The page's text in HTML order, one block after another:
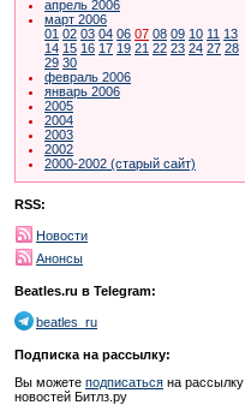
апрель 2006
март 2006
01 02 03 04 06 07 08 09 10 11 13
14 15 16 17 19 21 22 23 24 27 28
29 30
февраль 2006
январь 2006
2005
2004
2003
2002
2000-2002 (старый сайт)
RSS:
Новости
Анонсы
Beatles.ru в Telegram:
beatles_ru
Подписка на рассылку:
Вы можете подписаться на рассылку
новостей Битлз.ру